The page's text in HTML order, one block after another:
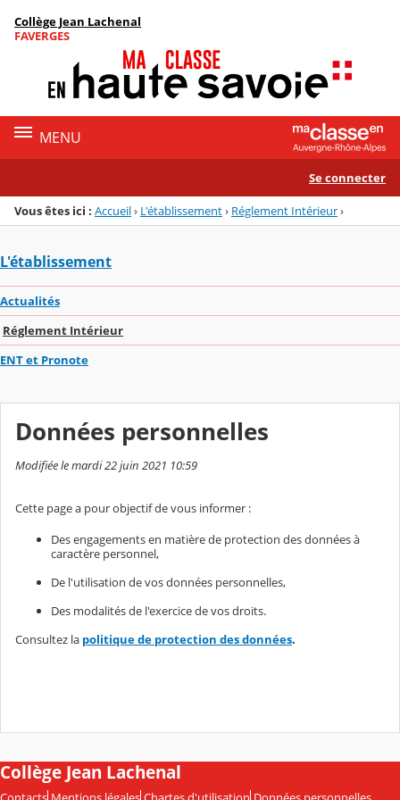
Menu de la rubrique
Contenu
Collège Jean Lachenal
FAVERGES
MENU
Se connecter
Vous êtes ici : Accueil› L'établissement› Réglement Intérieur›
L'établissement
Actualités
Réglement Intérieur
ENT et Pronote
Données personnelles
Modifiée le mardi 22 juin 2021 10:59
Cette page a pour objectif de vous informer :
Des engagements en matière de protection des données à
caractère personnel,
De l'utilisation de vos données personnelles,
Des modalités de l'exercice de vos droits.
Consultez la politique de protection des données.
Collège Jean Lachenal